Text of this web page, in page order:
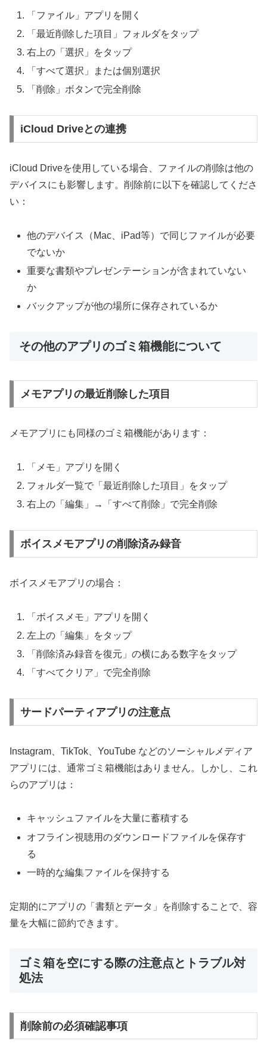
「ファイル」アプリを開く
「最近削除した項目」フォルダをタップ
右上の「選択」をタップ
「すべて選択」または個別選択
「削除」ボタンで完全削除
iCloud Driveとの連携
iCloud Driveを使用している場合、ファイルの削除は他の
デバイスにも影響します。削除前に以下を確認してくださ
い：
他のデバイス（Mac、iPad等）で同じファイルが必要
でないか
重要な書類やプレゼンテーションが含まれていない
か
バックアップが他の場所に保存されているか
その他のアプリのゴミ箱機能について
メモアプリの最近削除した項目
メモアプリにも同様のゴミ箱機能があります：
「メモ」アプリを開く
フォルダ一覧で「最近削除した項目」をタップ
右上の「編集」→「すべて削除」で完全削除
ボイスメモアプリの削除済み録音
ボイスメモアプリの場合：
「ボイスメモ」アプリを開く
左上の「編集」をタップ
「削除済み録音を復元」の横にある数字をタップ
「すべてクリア」で完全削除
サードパーティアプリの注意点
Instagram、TikTok、YouTube などのソーシャルメディア
アプリには、通常ゴミ箱機能はありません。しかし、これ
らのアプリは：
キャッシュファイルを大量に蓄積する
オフライン視聴用のダウンロードファイルを保存す
る
一時的な編集ファイルを保持する
定期的にアプリの「書類とデータ」を削除することで、容
量を大幅に節約できます。
ゴミ箱を空にする際の注意点とトラブル対
処法
削除前の必須確認事項